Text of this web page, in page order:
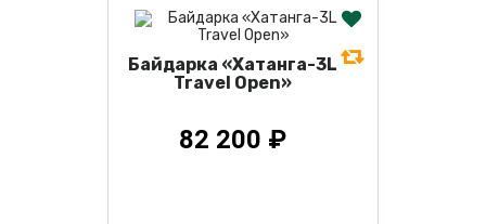
Байдарка «Хатанга-3L
Travel Open»
82 200 ₽